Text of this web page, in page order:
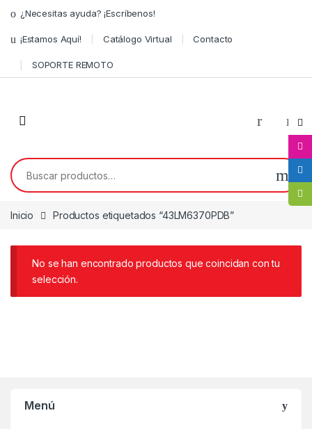
¿Necesitas ayuda? ¡Escríbenos!
¡Estamos Aquí! Catálogo Virtual Contacto
SOPORTE REMOTO
Inicio Productos etiquetados “43LM6370PDB”
No se han encontrado productos que coincidan con tu
selección.
Menú